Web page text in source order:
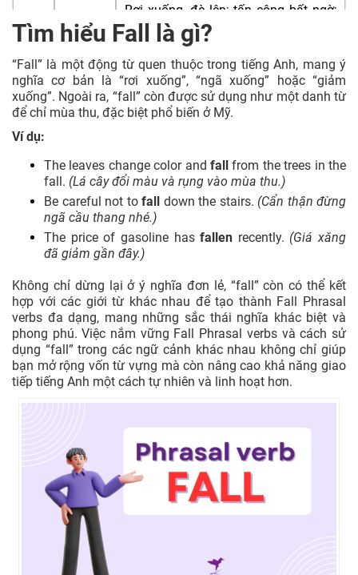
Rơi xuống, đè lên; tấn công bất ngờ;
nhiệm vụ được giao cho ai đó.
7
Fall
under
Thuộc về một nhóm, loại hoặc danh
mục; chịu sự kiểm soát hoặc ảnh
hưởng.
8
Fall out
of
Mất đi một thói quen, sở thích hoặc
kỹ năng.
Fall
asleep
Ngủ thiếp đi, chìm vào giấc ngủ.
11
Fall
over
Ngã lộn nhào, mất thăng bằng và đổ
xuống.
12
Fall
back
Lùi lại, rút lui; dựa vào một kế hoạch,
nguồn lực dự phòng.
Fall
Tan vỡ, ngừng hoạt động; miêu tả
Fall
about
Cười ngặt nghẽo, không thể kiểm
soát.
Fall
down
Ngã xuống từ một vị trí cao; công
Tìm hiểu Fall là gì?
“Fall” là một động từ quen thuộc trong tiếng Anh, mang ý
nghĩa cơ bản là “rơi xuống”, “ngã xuống” hoặc “giảm
xuống”. Ngoài ra, “fall” còn được sử dụng như một danh từ
để chỉ mùa thu, đặc biệt phổ biến ở Mỹ.
Ví dụ:
The leaves change color and fall from the trees in the
fall. (Lá cây đổi màu và rụng vào mùa thu.)
Be careful not to fall down the stairs. (Cẩn thận đừng
ngã cầu thang nhé.)
The price of gasoline hasfallen recently. (Giá xăng
đã giảm gần đây.)
Không chỉ dừng lại ở ý nghĩa đơn lẻ, “fall” còn có thể kết
hợp với các giới từ khác nhau để tạo thành Fall Phrasal
verbs đa dạng, mang những sắc thái nghĩa khác biệt và
phong phú. Việc nắm vững Fall Phrasal verbs và cách sử
dụng “fall” trong các ngữ cảnh khác nhau không chỉ giúp
bạn mở rộng vốn từ vựng mà còn nâng cao khả năng giao
tiếp tiếng Anh một cách tự nhiên và linh hoạt hơn.